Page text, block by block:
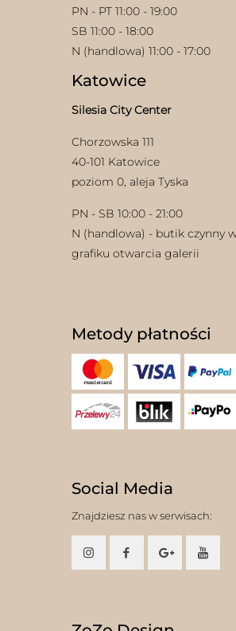
PN - PT 11:00 - 19:00
SB 11:00 - 18:00
N (handlowa) 11:00 - 17:00
Katowice
Silesia City Center
Chorzowska 111
40-101 Katowice
poziom 0, aleja Tyska
PN - SB 10:00 - 21:00
N (handlowa) - butik czynny
grafiku otwarcia galerii
Metody płatności
Social Media
Znajdziesz nas w serwisach: